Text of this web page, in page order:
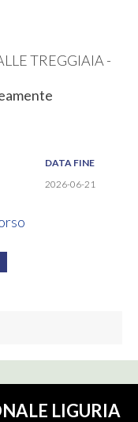
TREGGIAIA -
DATA FINE
2026-06-21
LIGURIA